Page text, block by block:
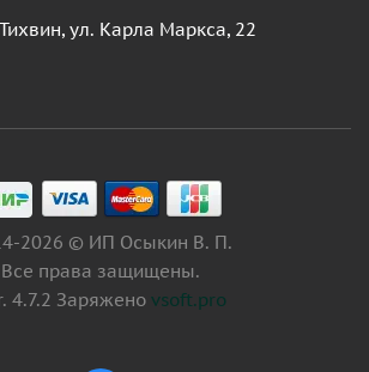
Тихвин, ул. Карла Маркса, 22
2026 © ИП Осыкин В. П.
Все права защищены.
4.7.2 Заряжено vsoft.pro